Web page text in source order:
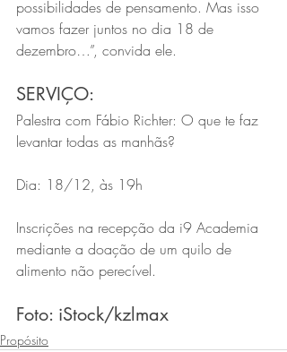
possibilidades de pensamento. Mas isso
vamos fazer juntos no dia 18 de
dezembro…”, convida ele.
SERVIÇO:
Palestra com Fábio Richter: O que te faz
levantar todas as manhãs?
Dia: 18/12, às 19h
Inscrições na recepção da i9 Academia
mediante a doação de um quilo de
alimento não perecível.
Foto: iStock/kzlmax
Propósito